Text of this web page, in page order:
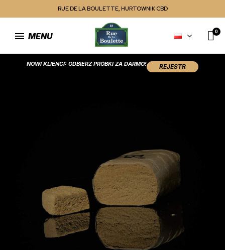
RUE DE LA BOULETTE, HURTOWNIK CBD
MENU
NOWI KLIENCI: ODBIERZ PRÓBKI ZA DARMO! REJESTR